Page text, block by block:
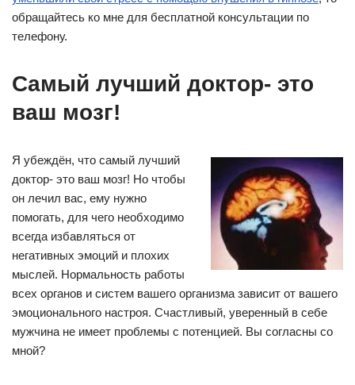
обращайтесь ко мне для бесплатной консультации по
телефону.
Cамый лучший доктор- это
ваш мозг!
Я убеждён, что самый лучший
доктор- это ваш мозг! Но чтобы
он лечил вас, ему нужно
помогать, для чего необходимо
всегда избавляться от
негативных эмоций и плохих
мыслей. Нормальность работы
всех органов и систем вашего организма зависит от вашего
эмоционального настроя. Счастливый, уверенный в себе
мужчина не имеет проблемы с потенцией. Вы согласны со
мной?